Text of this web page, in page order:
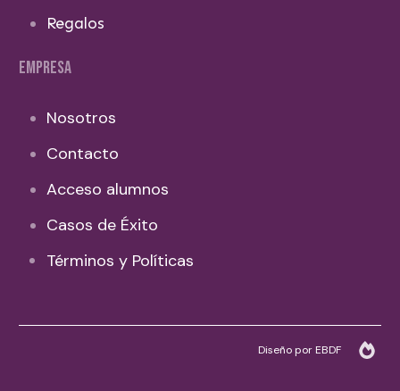
Regalos
EMPRESA
Nosotros
Contacto
Acceso alumnos
Casos de Éxito
Términos y Políticas
Diseño por EBDF